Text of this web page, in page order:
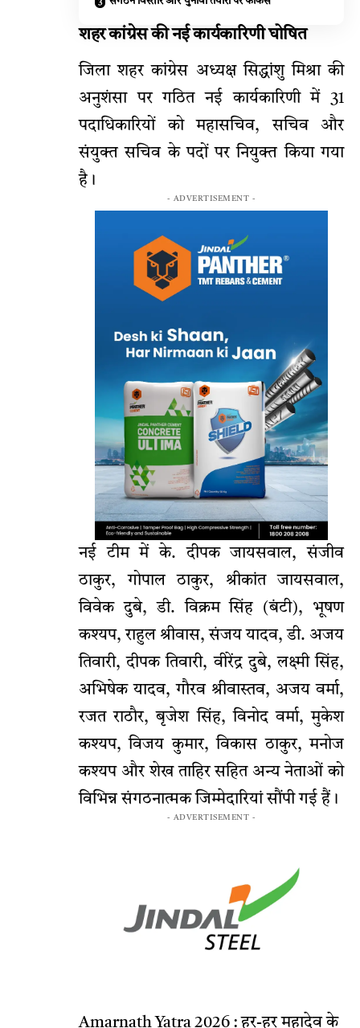
शहर कांग्रेस की नई कार्यकारिणी घोषित
जिला शहर कांग्रेस अध्यक्ष सिद्धांशु मिश्रा की
अनुशंसा पर गठित नई कार्यकारिणी में 31
पदाधिकारियों को महासचिव, सचिव और
संयुक्त सचिव के पदों पर नियुक्त किया गया
है।
- ADVERTISEMENT -
नई टीम में के. दीपक जायसवाल, संजीव
ठाकुर, गोपाल ठाकुर, श्रीकांत जायसवाल,
विवेक दुबे, डी. विक्रम सिंह (बंटी), भूषण
कश्यप, राहुल श्रीवास, संजय यादव, डी. अजय
तिवारी, दीपक तिवारी, वीरेंद्र दुबे, लक्ष्मी सिंह,
अभिषेक यादव, गौरव श्रीवास्तव, अजय वर्मा,
रजत राठौर, बृजेश सिंह, विनोद वर्मा, मुकेश
कश्यप, विजय कुमार, विकास ठाकुर, मनोज
कश्यप और शेख ताहिर सहित अन्य नेताओं को
विभिन्न संगठनात्मक जिम्मेदारियां सौंपी गई हैं।
- ADVERTISEMENT -
Amarnath Yatra 2026 : हर-हर महादेव के